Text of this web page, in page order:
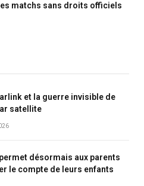
matchs sans droits officiels
et la guerre invisible de
satellite
désormais aux parents
le compte de leurs enfants